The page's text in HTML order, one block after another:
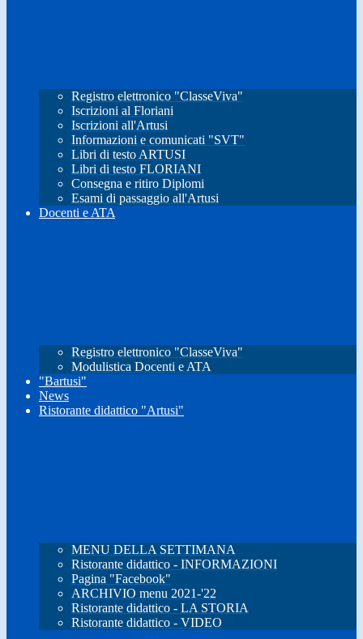
Registro elettronico "ClasseViva"
Iscrizioni al Floriani
Iscrizioni all'Artusi
Informazioni e comunicati "SVT"
Libri di testo ARTUSI
Libri di testo FLORIANI
Consegna e ritiro Diplomi
Esami di passaggio all'Artusi
Docenti e ATA
Registro elettronico "ClasseViva"
Modulistica Docenti e ATA
"Bartusi"
News
Ristorante didattico "Artusi"
MENU DELLA SETTIMANA
Ristorante didattico - INFORMAZIONI
Pagina "Facebook"
ARCHIVIO menu 2021-'22
Ristorante didattico - LA STORIA
Ristorante didattico - VIDEO